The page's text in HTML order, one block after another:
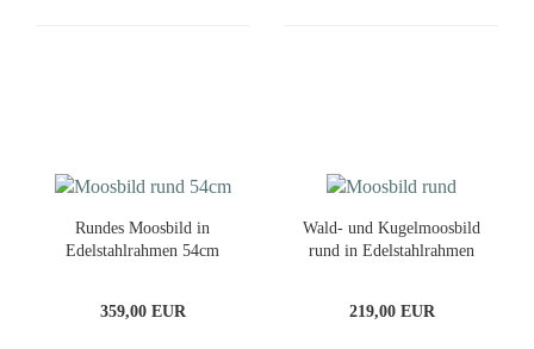
Rundes Moosbild in
Edelstahlrahmen 54cm
359,00 EUR
Wald- und Kugelmoosbild
rund in Edelstahlrahmen
219,00 EUR